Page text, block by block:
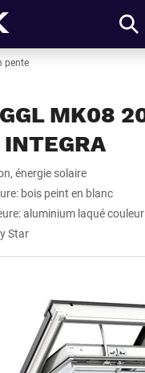
pente
MK08
énergie solaire
bois peint en blanc
aluminium laqué couleur
Star